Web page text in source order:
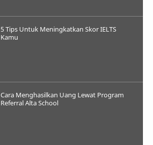
5 Tips Untuk Meningkatkan Skor IELTS
Kamu
Cara Menghasilkan Uang Lewat Program
Referral Alta School